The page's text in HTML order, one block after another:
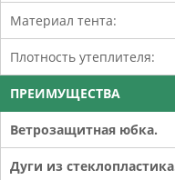
Материал тента:
Плотность утеплителя:
ПРЕИМУЩЕСТВА
Ветрозащитная юбка.
Дуги из